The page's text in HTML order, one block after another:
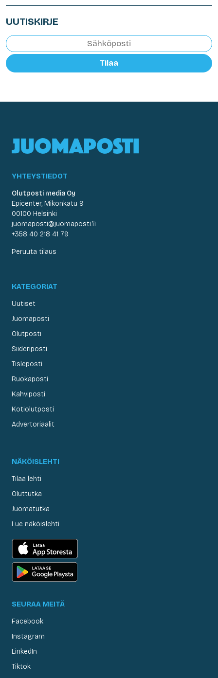
UUTISKIRJE
Tilaa
YHTEYSTIEDOT
Olutposti media Oy
Epicenter, Mikonkatu 9
00100 Helsinki
juomaposti@juomaposti.fi
+358 40 218 41 79
Peruuta tilaus
KATEGORIAT
Uutiset
Juomaposti
Olutposti
Siideriposti
Tisleposti
Ruokaposti
Kahviposti
Kotiolutposti
Advertoriaalit
NÄKÖISLEHTI
Tilaa lehti
Oluttutka
Juomatutka
Lue näköislehti
SEURAA MEITÄ
Facebook
Instagram
LinkedIn
Tiktok